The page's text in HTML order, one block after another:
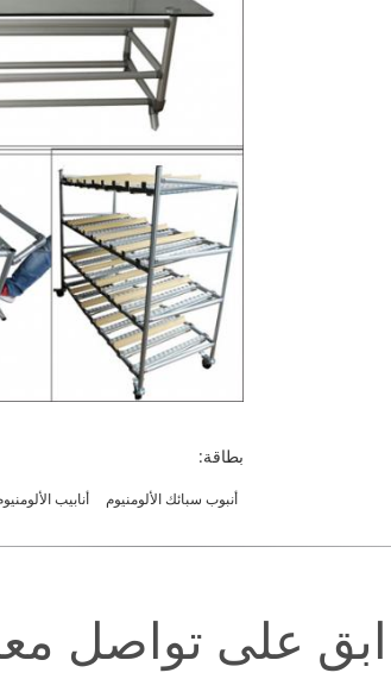
بطاقة:
أنبوب سبائك الألومنيوم أنابيب
ابق على تواصل